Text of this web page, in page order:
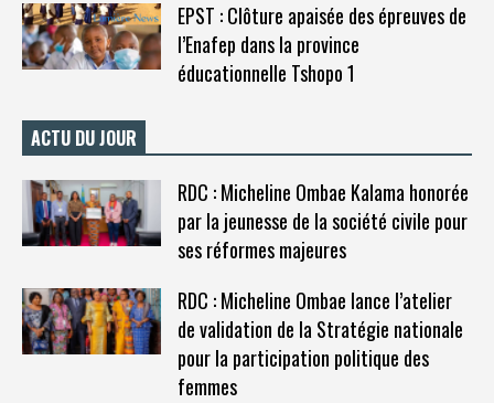
EPST : Clôture apaisée des épreuves de
l’Enafep dans la province
éducationnelle Tshopo 1
ACTU DU JOUR
RDC : Micheline Ombae Kalama honorée
par la jeunesse de la société civile pour
ses réformes majeures
RDC : Micheline Ombae lance l’atelier
de validation de la Stratégie nationale
pour la participation politique des
femmes